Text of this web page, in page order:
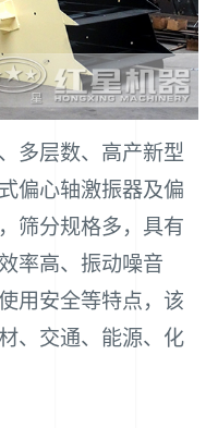
多层数、高产新型
偏心轴激振器及偏
筛分规格多，具有
率高、振动噪音
用安全等特点，该
、交通、能源、化